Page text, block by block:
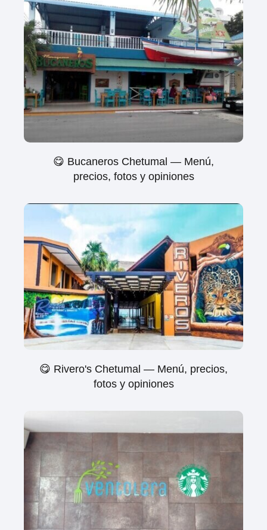
😋 Bucaneros Chetumal — Menú,
precios, fotos y opiniones
😋 Rivero's Chetumal — Menú, precios,
fotos y opiniones